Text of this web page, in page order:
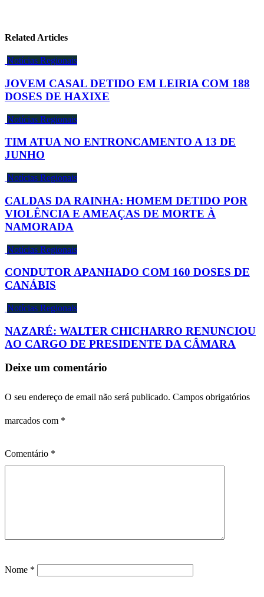
Related Articles
Notícias Regionais
JOVEM CASAL DETIDO EM LEIRIA COM 188
DOSES DE HAXIXE
Notícias Regionais
TIM ATUA NO ENTRONCAMENTO A 13 DE
JUNHO
Notícias Regionais
CALDAS DA RAINHA: HOMEM DETIDO POR
VIOLÊNCIA E AMEAÇAS DE MORTE À
NAMORADA
Notícias Regionais
CONDUTOR APANHADO COM 160 DOSES DE
CANÁBIS
Notícias Regionais
NAZARÉ: WALTER CHICHARRO RENUNCIOU
AO CARGO DE PRESIDENTE DA CÂMARA
Deixe um comentário
O seu endereço de email não será publicado. Campos obrigatórios
marcados com *
Comentário *
Nome *